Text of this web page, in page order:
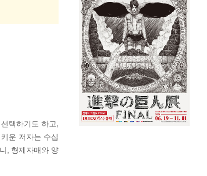
택하기도 하고,
운 저자는 수십
, 형제자매와 양